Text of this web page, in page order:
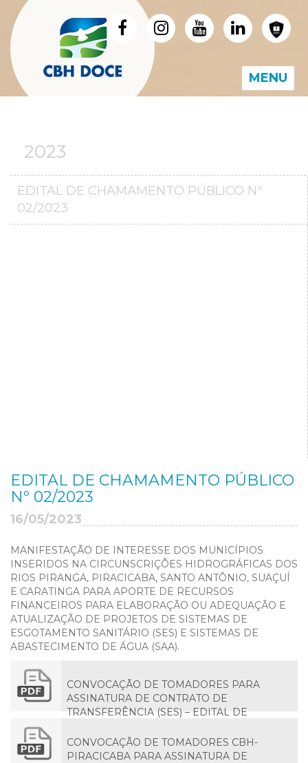
MENU
2023
EDITAL DE CHAMAMENTO PÚBLICO Nº
02/2023
EDITAL DE CHAMAMENTO PÚBLICO
Nº 02/2023
16/05/2023
MANIFESTAÇÃO DE INTERESSE DOS MUNICÍPIOS
INSERIDOS NA CIRCUNSCRIÇÕES HIDROGRÁFICAS DOS
RIOS PIRANGA, PIRACICABA, SANTO ANTÔNIO, SUAÇUÍ
E CARATINGA PARA APORTE DE RECURSOS
FINANCEIROS PARA ELABORAÇÃO OU ADEQUAÇÃO E
ATUALIZAÇÃO DE PROJETOS DE SISTEMAS DE
ESGOTAMENTO SANITÁRIO (SES) E SISTEMAS DE
ABASTECIMENTO DE ÁGUA (SAA).
CONVOCAÇÃO DE TOMADORES PARA
ASSINATURA DE CONTRATO DE
TRANSFERÊNCIA (SES) – EDITAL DE
CONVOCAÇÃO DE TOMADORES CBH-
PIRACICABA PARA ASSINATURA DE